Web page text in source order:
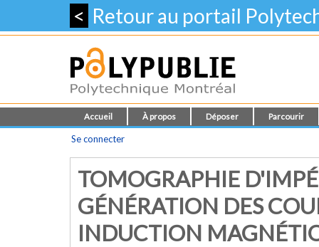
< Retour au portail
Accueil À propos Déposer Parcourir
Se connecter
TOMOGRAPHIE
GÉNÉRATION DES
INDUCTION